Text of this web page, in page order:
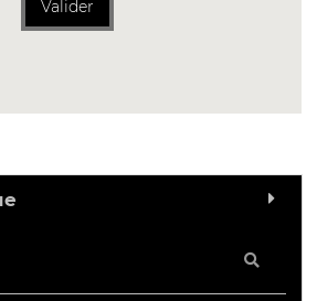
Valider